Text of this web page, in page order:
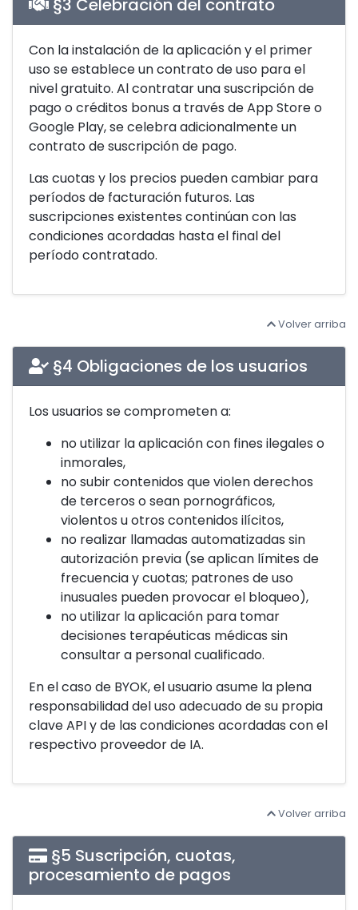
§3 Celebración del contrato
Con la instalación de la aplicación y el primer
uso se establece un contrato de uso para el
nivel gratuito. Al contratar una suscripción de
pago o créditos bonus a través de App Store o
Google Play, se celebra adicionalmente un
contrato de suscripción de pago.
Las cuotas y los precios pueden cambiar para
períodos de facturación futuros. Las
suscripciones existentes continúan con las
condiciones acordadas hasta el final del
período contratado.
Volver arriba
§4 Obligaciones de los usuarios
Los usuarios se comprometen a:
no utilizar la aplicación con fines ilegales o
inmorales,
no subir contenidos que violen derechos
de terceros o sean pornográficos,
violentos u otros contenidos ilícitos,
no realizar llamadas automatizadas sin
autorización previa (se aplican límites de
frecuencia y cuotas; patrones de uso
inusuales pueden provocar el bloqueo),
no utilizar la aplicación para tomar
decisiones terapéuticas médicas sin
consultar a personal cualificado.
En el caso de BYOK, el usuario asume la plena
responsabilidad del uso adecuado de su propia
clave API y de las condiciones acordadas con el
respectivo proveedor de IA.
Volver arriba
§5 Suscripción, cuotas,
procesamiento de pagos